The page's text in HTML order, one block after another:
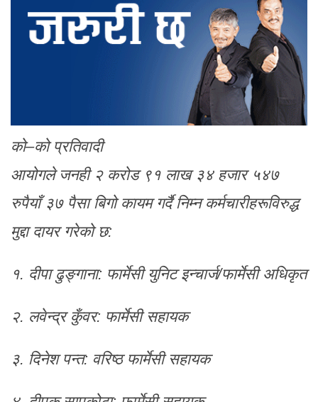
को–को प्रतिवादी
आयोगले जनही २ करोड ९१ लाख ३४ हजार ५४७
रुपैयाँ ३७ पैसा बिगो कायम गर्दै निम्न कर्मचारीहरूविरुद्ध
मुद्दा दायर गरेको छ:
१. दीपा ढुङ्गाना: फार्मेसी युनिट इन्चार्ज/फार्मेसी अधिकृत
२. लवेन्द्र कुँवर: फार्मेसी सहायक
३. दिनेश पन्त: वरिष्ठ फार्मेसी सहायक